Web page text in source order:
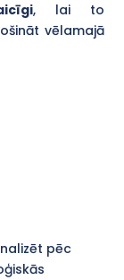
, lai to
vēlamajā
pēc